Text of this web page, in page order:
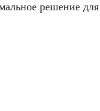
решение для